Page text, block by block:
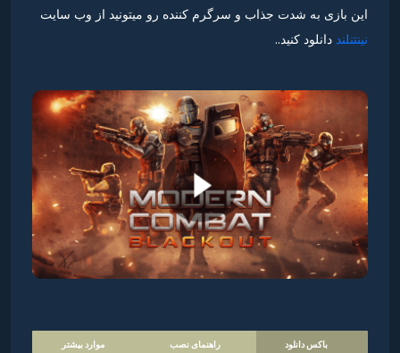
این بازی به شدت جذاب و سرگرم کننده رو میتونید از وب سایت
نینتنلند دانلود کنید..
باکس دانلود راهنمای نصب موارد بیشتر